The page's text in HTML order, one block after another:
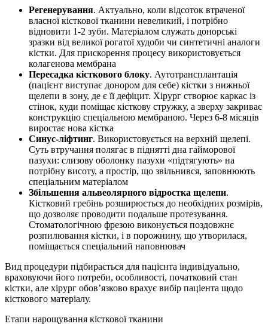
Регенерування. Актуально, коли відсоток втраченої
власної кісткової тканини невеликий, і потрібно
відновити 1-2 зуби. Матеріалом служать донорські
зразки від великої рогатої худоби чи синтетичні аналоги
кістки. Для прискорення процесу використовується
колагенова мембрана
Пересадка кісткового блоку. Аутотрансплантація
(пацієнт виступає донором для себе) кістки з нижньої
щелепи в зону, де є її дефіцит. Хірург створює каркас із
стінок, куди поміщає кісткову стружку, а зверху закриває
конструкцію спеціальною мембраною. Через 6-8 місяців
виростає нова кістка
Синус-ліфтинг. Використовується на верхній щелепі.
Суть втручання полягає в піднятті дна гайморової
пазухи: слизову оболонку пазухи «підтягують» на
потрібну висоту, а простір, що звільнився, заповнюють
спеціальним матеріалом
Збільшення альвеолярного відростка щелепи.
Кістковий гребінь розширюється до необхідних розмірів,
що дозволяє проводити подальше протезування.
Стоматологічною фрезою виконується поздовжнє
розпилювання кістки, і в порожнину, що утворилася,
поміщається спеціальний наповнювач
Вид процедури підбирається для пацієнта індивідуально,
враховуючи його потреби, особливості, початковий стан
кістки, але хірург обов’язково врахує вибір паціента щодо
кісткового матеріалу.
Етапи нарощування кісткової тканини